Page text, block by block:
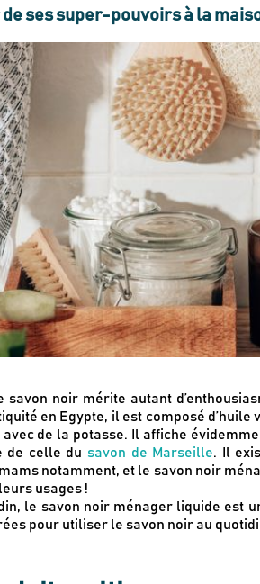
ses super-pouvoirs à la
noir mérite autant
en Egypte, il est composé
de la potasse. Il affiche
de celle du savon de Marseille. Il
notamment, et le savon noir
usages !
le savon noir ménager liquide est
pour utiliser le savon noir au